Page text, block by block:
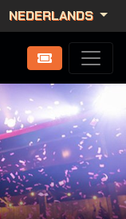
NEDERLANDS